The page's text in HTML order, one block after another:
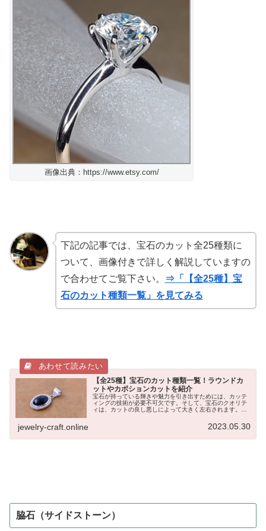
画像出典：https://www.etsy.com/
下記の記事では、宝石のカット全25種類に
ついて、画像付きで詳しく解説していますの
で合わせてご覧下さい。
⇒「【全25種】宝
石のカット種類一覧」を見てみる
【全25種】宝石のカット種類一覧！ラウンドカ
ットやカボションカットを紹介
宝石が持っている輝きや魅力を引き出すためには、カッテ
ィングの技術が必要不可欠です。そして、宝石のクオリテ
ィは、カットの良し悪しによって大きく左右されます。ま
jewelry-craft.online 2023.05.30
脇石（サイドストーン）